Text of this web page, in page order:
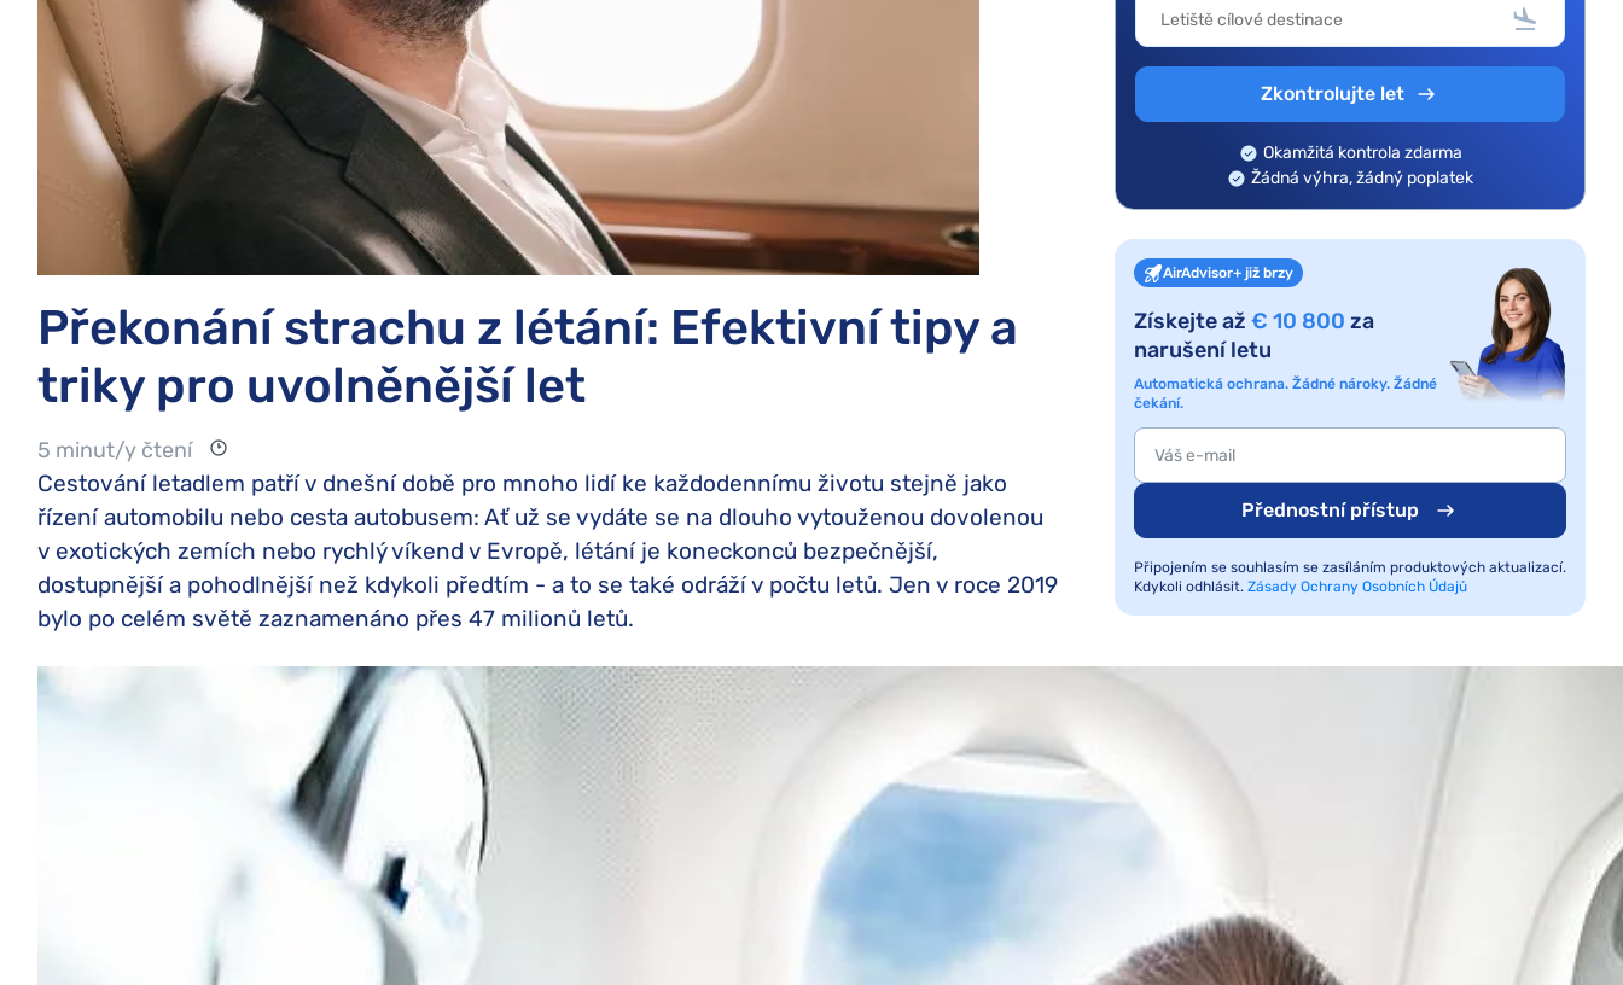
easyJet kompenzace
British Airways kompenzace
Austrian Airlines kompenzace
Smartwings kompenzace
Překonání strachu z létání: Efektivní tipy a
triky pro uvolněnější let
5 minut/y čtení
Cestování letadlem patří v dnešní době pro mnoho lidí ke každodennímu životu stejně jako
řízení automobilu nebo cesta autobusem: Ať už se vydáte se na dlouho vytouženou dovolenou
v exotických zemích nebo rychlý víkend v Evropě, létání je koneckonců bezpečnější,
dostupnější a pohodlnější než kdykoli předtím - a to se také odráží v počtu letů. Jen v roce 2019
bylo po celém světě zaznamenáno přes 47 milionů letů.
Zkontrolujte let
Okamžitá kontrola zdarma
Žádná výhra, žádný poplatek
AirAdvisor+ již brzy
Získejte až € 10 800 za
narušení letu
Automatická ochrana. Žádné nároky. Žádné
čekání.
Přednostní přístup
Připojením se souhlasím se zasíláním produktových aktualizací.
Kdykoli odhlásit. Zásady Ochrany Osobních Údajů